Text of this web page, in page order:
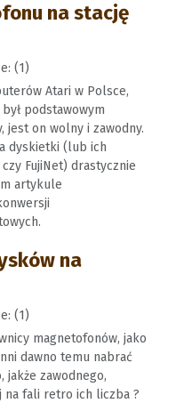
na stację
(1)
Atari w Polsce,
podstawowym
jest on wolny i zawodny.
dyskietki (lub ich
FujiNet) drastycznie
artykule
na
(1)
magnetofonów, jako
dawno temu nabrać
jakże zawodnego,
na fali retro ich liczba ?